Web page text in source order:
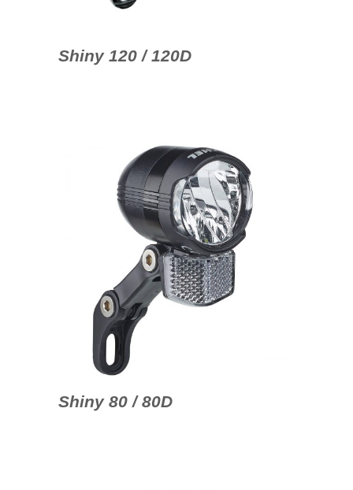
Shiny 120 / 120D
Shiny 80 / 80D